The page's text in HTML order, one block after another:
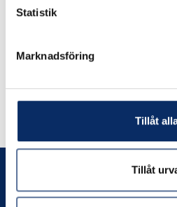
Statistik
Marknadsföring
Tillåt
Tillåt
Liknande
Andra har även